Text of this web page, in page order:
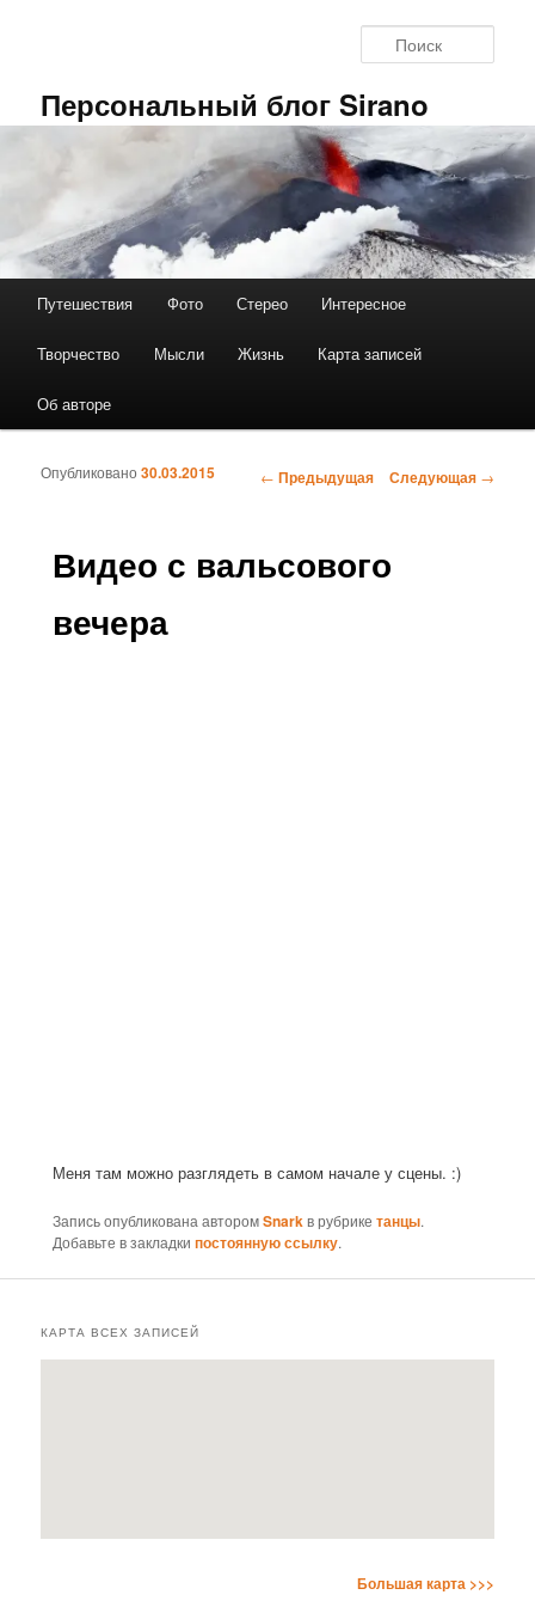
Персональный блог Sirano
Главное меню
Путешествия Фото Стерео Интересное
Творчество Мысли Жизнь Карта записей
Об авторе
Навигация по записям
← Предыдущая Следующая →
Видео с вальсового
вечера
Опубликовано30.03.2015
Меня там можно разглядеть в самом начале у сцены. :)
Запись опубликована авторомSnark в рубрике танцы.
Добавьте в закладки постоянную ссылку.
КАРТА ВСЕХ ЗАПИСЕЙ
Большая карта >>>